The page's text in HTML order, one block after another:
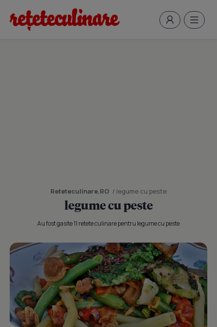
Reteteculinare.RO / legume cu peste
legume cu peste
Au fost gasite 11 retete culinare pentru legume cu peste